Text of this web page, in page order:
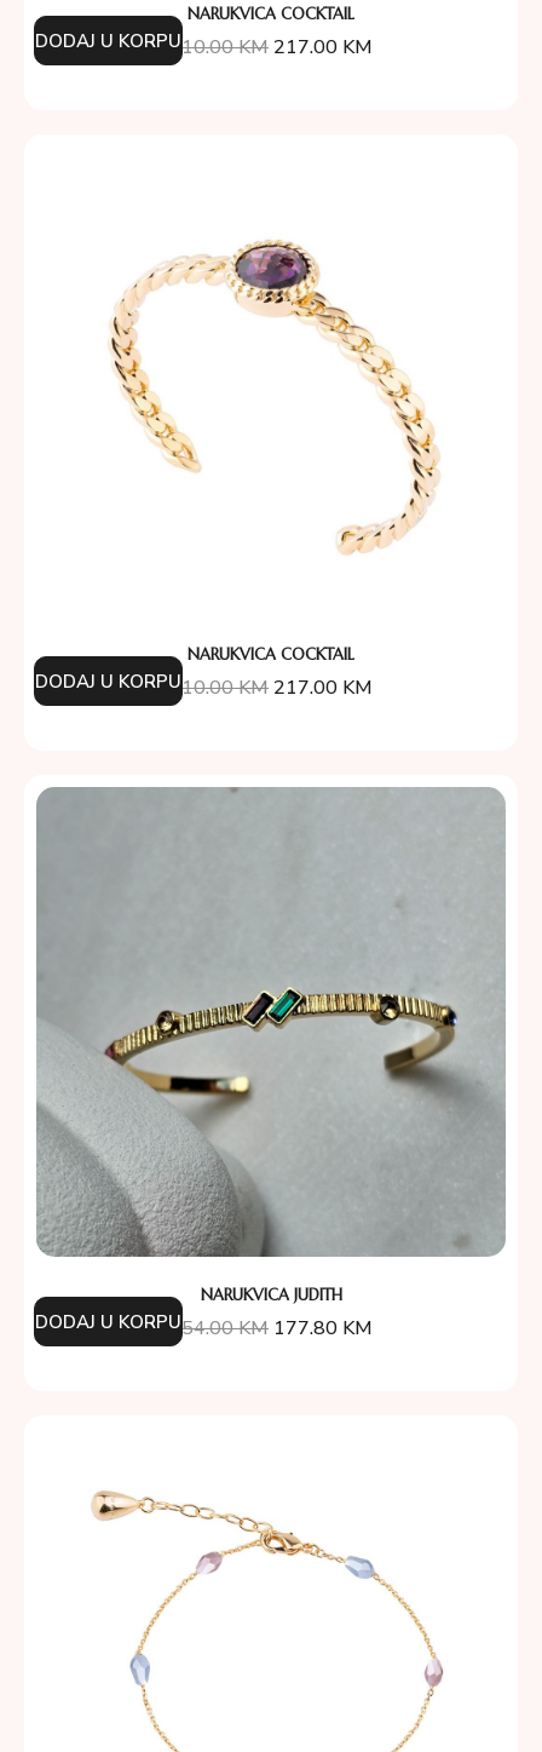
NARUKVICA COCKTAIL
310.00KM 217.00 KM
DODAJ U KORPU
NARUKVICA COCKTAIL
310.00KM 217.00 KM
DODAJ U KORPU
NARUKVICA JUDITH
254.00KM 177.80 KM
DODAJ U KORPU